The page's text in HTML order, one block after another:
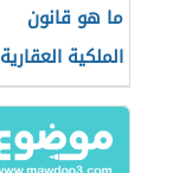
ما هو قانون
الملكية العقارية
في الإمارات
العربية